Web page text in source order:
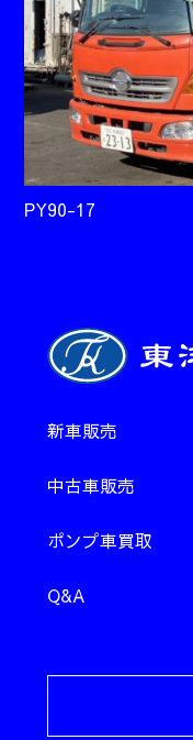
PY90-17
新車販売
中古車販売
ポンプ車買取
Q&A